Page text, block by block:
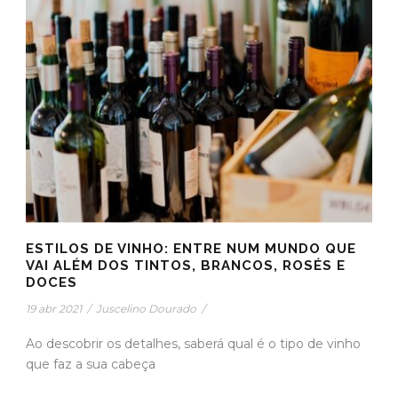
ESTILOS DE VINHO: ENTRE NUM MUNDO QUE
VAI ALÉM DOS TINTOS, BRANCOS, ROSÉS E
DOCES
19 abr 2021 / Juscelino Dourado /
Ao descobrir os detalhes, saberá qual é o tipo de vinho
que faz a sua cabeça